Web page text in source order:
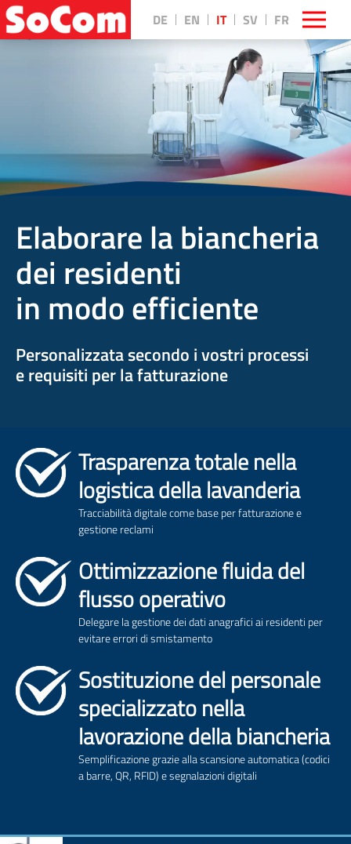
DE EN IT SV FR
Elaborare la biancheria
dei residenti
in modo efficiente
Personalizzata secondo i vostri processi
e requisiti per la fatturazione
Trasparenza totale nella
logistica della lavanderia
Tracciabilità digitale come base per fatturazione e
gestione reclami
Ottimizzazione fluida del
flusso operativo
Delegare la gestione dei dati anagrafici ai residenti per
evitare errori di smistamento
Sostituzione del personale
specializzato nella
lavorazione della biancheria
Semplificazione grazie alla scansione automatica (codici
a barre, QR, RFID) e segnalazioni digitali